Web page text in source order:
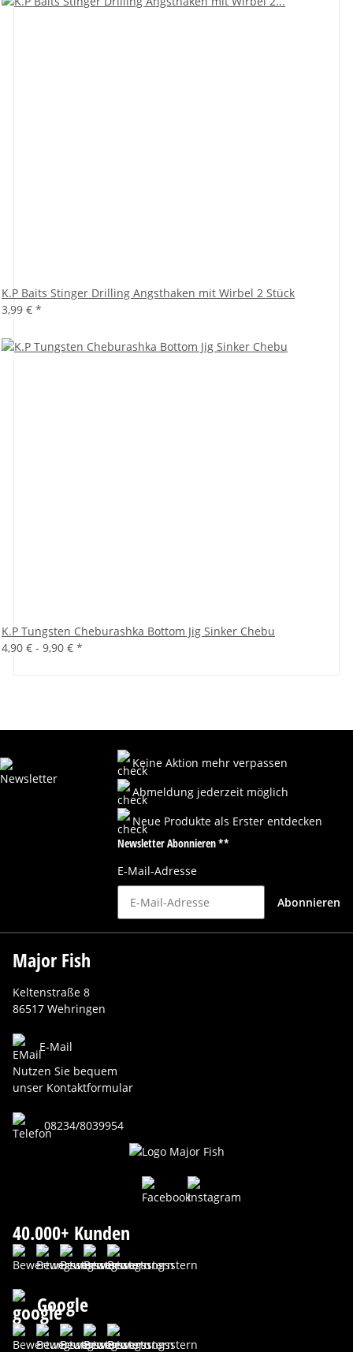
K.P Baits Stinger Drilling Angsthaken mit Wirbel 2 Stück
3,99 € *
K.P Tungsten Cheburashka Bottom Jig Sinker Chebu
4,90 € - 9,90 € *
Keine Aktion mehr verpassen
Abmeldung jederzeit möglich
Neue Produkte als Erster entdecken
Newsletter Abonnieren **
E-Mail-Adresse
Abonnieren
Major Fish
Keltenstraße 8
86517 Wehringen
E-Mail
Nutzen Sie bequem
unser Kontaktformular
08234/8039954
40.000+ Kunden
Google